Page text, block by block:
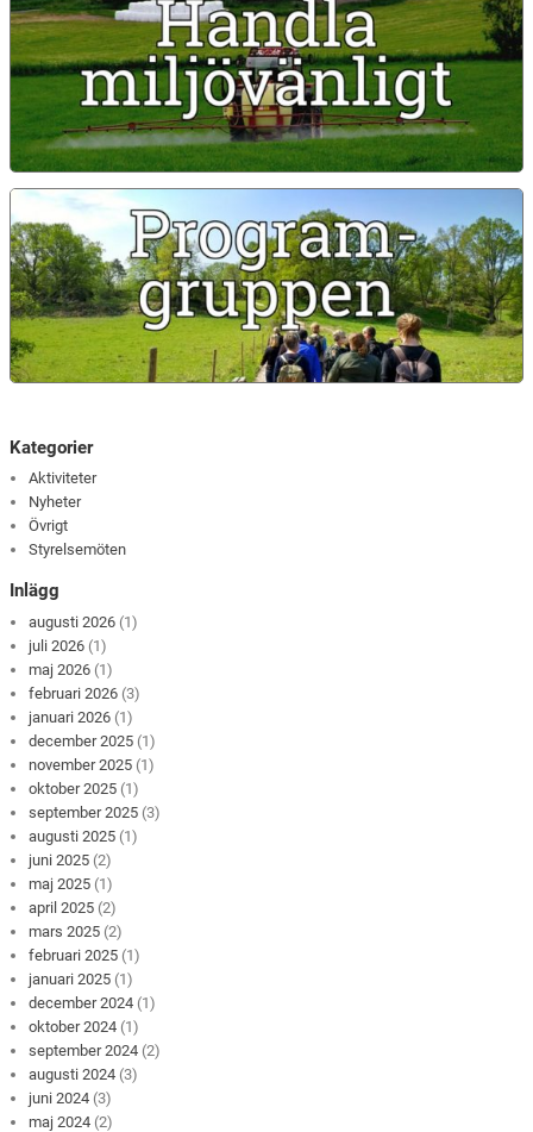
Kategorier
Aktiviteter
Nyheter
Övrigt
Styrelsemöten
Inlägg
augusti 2026 (1)
juli 2026 (1)
maj 2026 (1)
februari 2026 (3)
januari 2026 (1)
december 2025 (1)
november 2025 (1)
oktober 2025 (1)
september 2025 (3)
augusti 2025 (1)
juni 2025 (2)
maj 2025 (1)
april 2025 (2)
mars 2025 (2)
februari 2025 (1)
januari 2025 (1)
december 2024 (1)
oktober 2024 (1)
september 2024 (2)
augusti 2024 (3)
juni 2024 (3)
maj 2024 (2)